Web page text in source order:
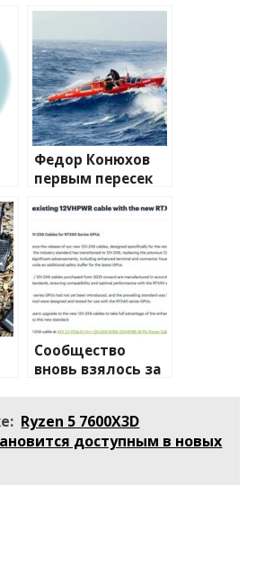
Федор Конюхов
первым пересек
Атлантику на
весельной лодке
Сообщество
вновь взялось за
разъема 12V-2×6
Ryzen 5 7600X3D
доступным в новых